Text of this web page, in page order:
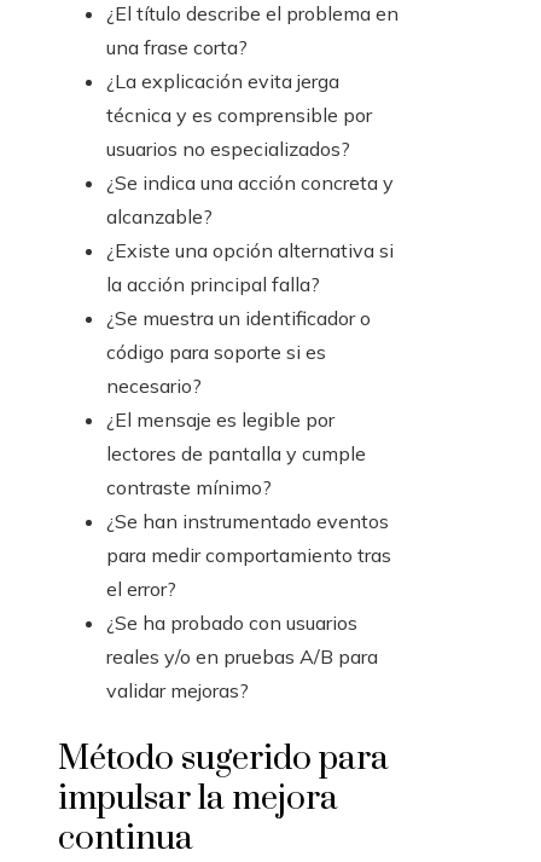
¿El título describe el problema en
una frase corta?
¿La explicación evita jerga
técnica y es comprensible por
usuarios no especializados?
¿Se indica una acción concreta y
alcanzable?
¿Existe una opción alternativa si
la acción principal falla?
¿Se muestra un identificador o
código para soporte si es
necesario?
¿El mensaje es legible por
lectores de pantalla y cumple
contraste mínimo?
¿Se han instrumentado eventos
para medir comportamiento tras
el error?
¿Se ha probado con usuarios
reales y/o en pruebas A/B para
validar mejoras?
Método sugerido para
impulsar la mejora
continua